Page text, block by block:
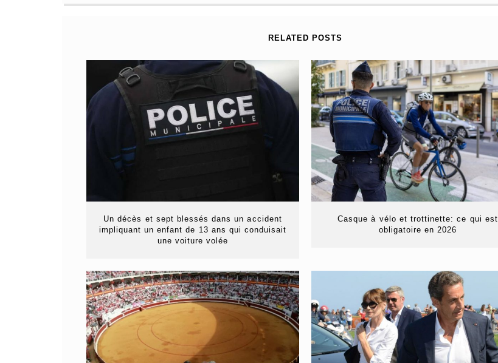
RELATED POSTS
Un décès et sept blessés dans un accident
impliquant un enfant de 13 ans qui conduisait
une voiture volée
Casque à vélo et trottinette: ce qui est
obligatoire en 2026